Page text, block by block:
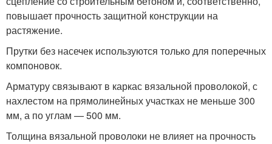
повышает прочность защитной конструкции на
растяжение.
Прутки без насечек используются только для поперечных
компоновок.
Арматуру связывают в каркас вязальной проволокой, с
нахлестом на прямолинейных участках не меньше 300
мм, а по углам — 500 мм.
Толщина вязальной проволоки не влияет на прочность